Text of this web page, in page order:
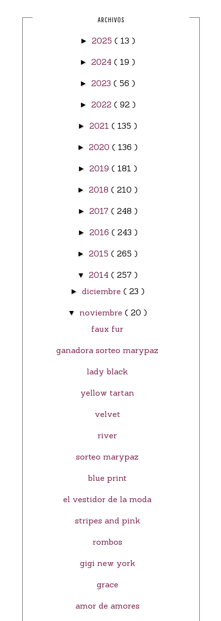
ARCHIVOS
► 2025 ( 13 )
► 2024 ( 19 )
► 2023 ( 56 )
► 2022 ( 92 )
► 2021 ( 135 )
► 2020 ( 136 )
► 2019 ( 181 )
► 2018 ( 210 )
► 2017 ( 248 )
► 2016 ( 243 )
► 2015 ( 265 )
▼ 2014 ( 257 )
► diciembre ( 23 )
▼ noviembre ( 20 )
faux fur
ganadora sorteo marypaz
lady black
yellow tartan
velvet
river
sorteo marypaz
blue print
el vestidor de la moda
stripes and pink
rombos
gigi new york
grace
amor de amores